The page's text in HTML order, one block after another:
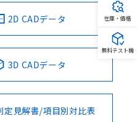
2D CADデータ
3D CADデータ
定見解書/項目別対比表
在庫・価格
無料テスト機